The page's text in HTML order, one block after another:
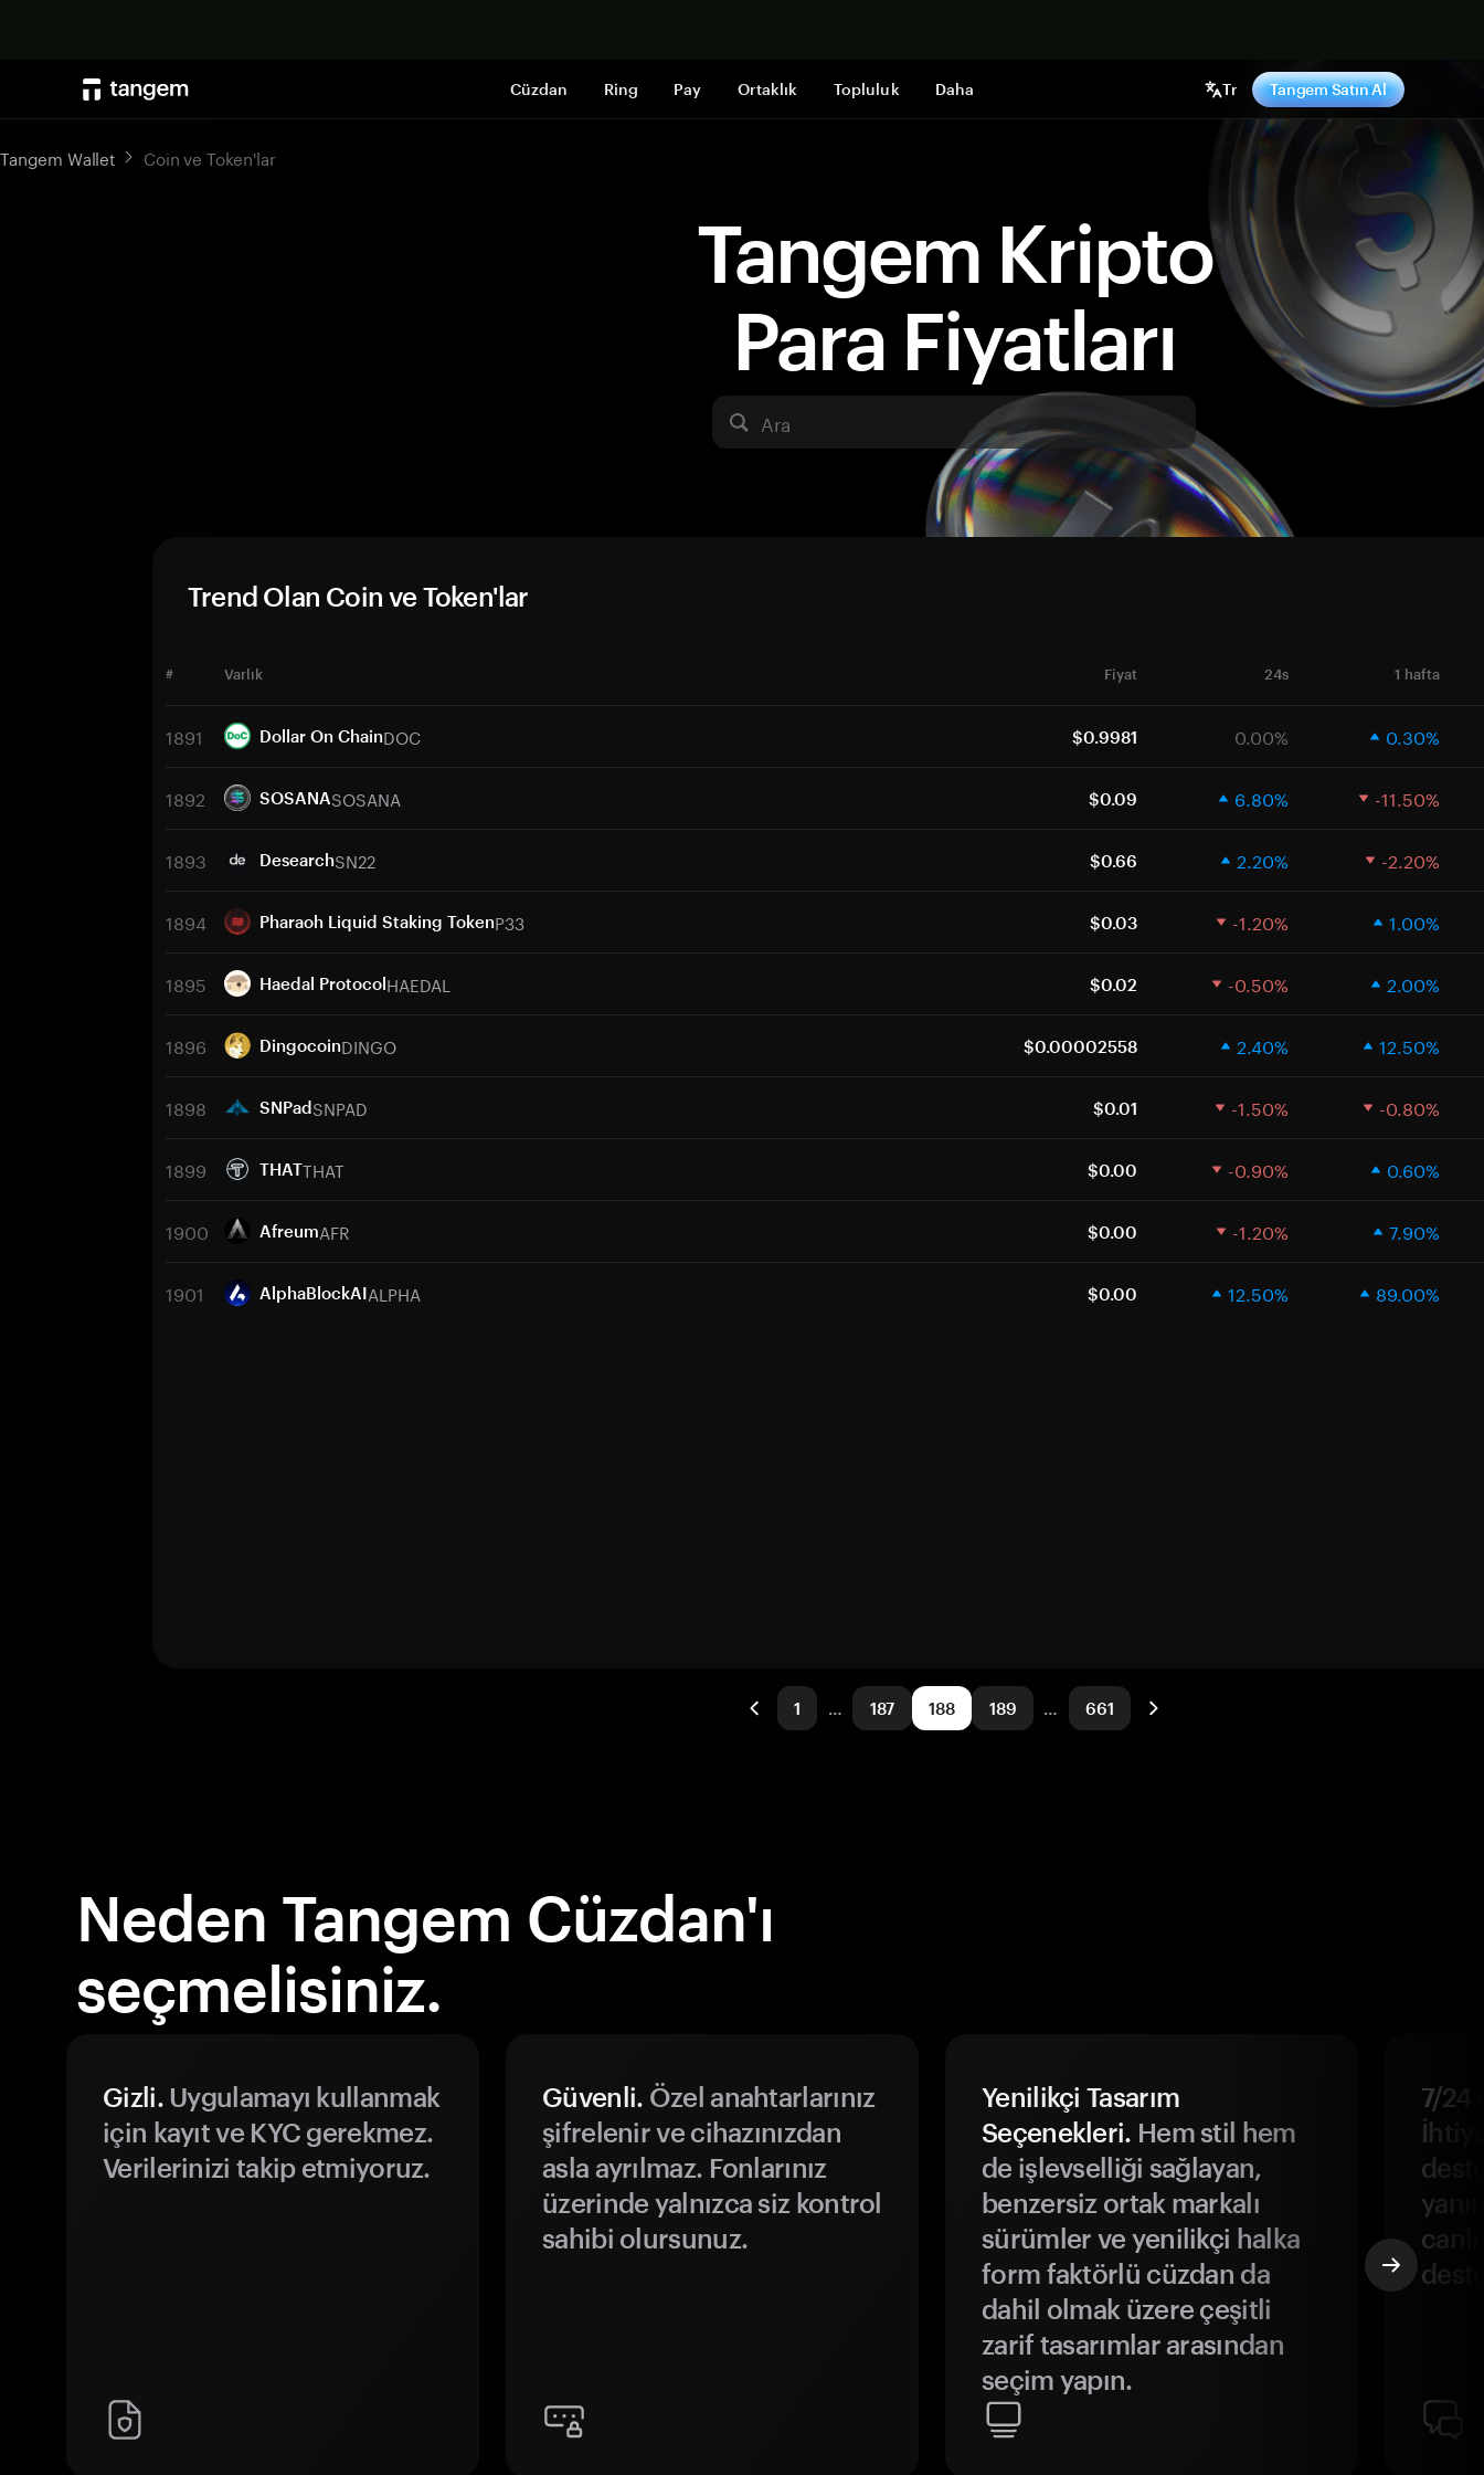
Cüzdan Ring Pay Ortaklık Topluluk Daha Tr Tangem Satın Al
Tangem Kripto
Para Fiyatları
Ara
Tangem Wallet Coin ve Token'lar
Trend Olan Coin ve Token'lar
# Varlık Fiyat 24s 1 hafta
1891 Dollar On ChainDOC $0.9981 0.00% 0.30%
1892 SOSANASOSANA $0.09 6.80% -11.50%
1893 DesearchSN22 $0.66 2.20% -2.20%
1894 Pharaoh Liquid Staking TokenP33 $0.03 -1.20% 1.00%
1895 Haedal ProtocolHAEDAL $0.02 -0.50% 2.00%
1896 DingocoinDINGO $0.00002558 2.40% 12.50%
1898 SNPadSNPAD $0.01 -1.50% -0.80%
1899 THATTHAT $0.00 -0.90% 0.60%
1900 AfreumAFR $0.00 -1.20% 7.90%
1901 AlphaBlockAIALPHA $0.00 12.50% 89.00%
1 … 187 188 189 … 661
Neden Tangem Cüzdan'ı
seçmelisiniz.
Gizli.Uygulamayı kullanmak
için kayıt ve KYC gerekmez.
Verilerinizi takip etmiyoruz.
Güvenli. Özel anahtarlarınız
şifrelenir ve cihazınızdan
asla ayrılmaz. Fonlarınız
üzerinde yalnızca siz kontrol
sahibi olursunuz.
Yenilikçi Tasarım
Seçenekleri. Hem stil hem
de işlevselliği sağlayan,
benzersiz ortak markalı
sürümler ve yenilikçi halka
form faktörlü cüzdan da
dahil olmak üzere çeşitli
zarif tasarımlar arasından
seçim yapın.
7/24